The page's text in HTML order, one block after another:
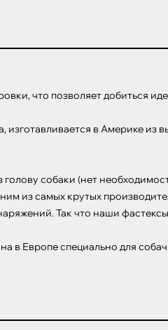
что позволяет добиться
изготавливается в Америке
собаки (нет
из самых крутых
Так что наши
в Европе специально для